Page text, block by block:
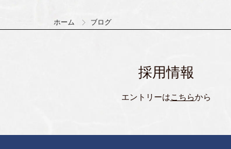
ホーム ブログ
採用情報
エントリーはこちらから